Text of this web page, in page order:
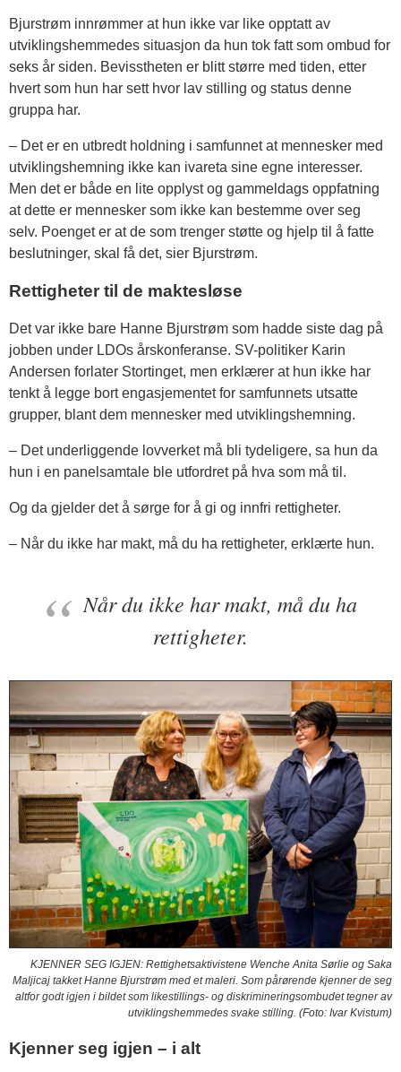
Bjurstrøm innrømmer at hun ikke var like opptatt av
utviklingshemmedes situasjon da hun tok fatt som ombud for
seks år siden. Bevisstheten er blitt større med tiden, etter
hvert som hun har sett hvor lav stilling og status denne
gruppa har.
– Det er en utbredt holdning i samfunnet at mennesker med
utviklingshemning ikke kan ivareta sine egne interesser.
Men det er både en lite opplyst og gammeldags oppfatning
at dette er mennesker som ikke kan bestemme over seg
selv. Poenget er at de som trenger støtte og hjelp til å fatte
beslutninger, skal få det, sier Bjurstrøm.
Rettigheter til de maktesløse
Det var ikke bare Hanne Bjurstrøm som hadde siste dag på
jobben under LDOs årskonferanse. SV-politiker Karin
Andersen forlater Stortinget, men erklærer at hun ikke har
tenkt å legge bort engasjementet for samfunnets utsatte
grupper, blant dem mennesker med utviklingshemning.
– Det underliggende lovverket må bli tydeligere, sa hun da
hun i en panelsamtale ble utfordret på hva som må til.
Og da gjelder det å sørge for å gi og innfri rettigheter.
– Når du ikke har makt, må du ha rettigheter, erklærte hun.
Når du ikke har makt, må du ha
rettigheter.
KJENNER SEG IGJEN: Rettighetsaktivistene Wenche Anita Sørlie og Saka
Maljicaj takket Hanne Bjurstrøm med et maleri. Som pårørende kjenner de seg
altfor godt igjen i bildet som likestillings- og diskrimineringsombudet tegner av
utviklingshemmedes svake stilling. (Foto: Ivar Kvistum)
Kjenner seg igjen – i alt